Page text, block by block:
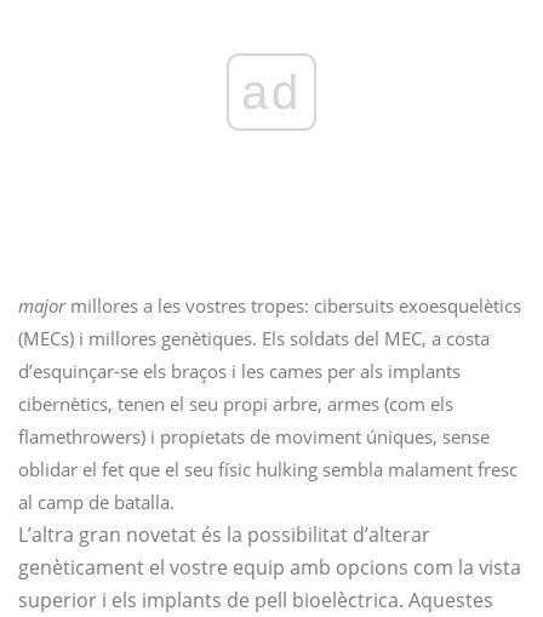
ad
majormillores a les vostres tropes: cibersuits exoesquelètics
(MECs) i millores genètiques. Els soldats del MEC, a costa
d’esquinçar-se els braços i les cames per als implants
cibernètics, tenen el seu propi arbre, armes (com els
flamethrowers) i propietats de moviment úniques, sense
oblidar el fet que el seu físic hulking sembla malament fresc
al camp de batalla.
L’altra gran novetat és la possibilitat d’alterar
genèticament el vostre equip amb opcions com la vista
superior i els implants de pell bioelèctrica. Aquestes